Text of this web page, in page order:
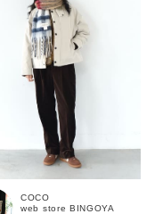
COCO
web store BINGOYA